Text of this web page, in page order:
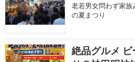
老若男女問わず家族
の夏まつり
3
絶品グルメ